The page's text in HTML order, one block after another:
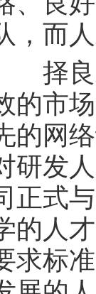
，而
择良
的市
的网
研发
正式
的人
求标